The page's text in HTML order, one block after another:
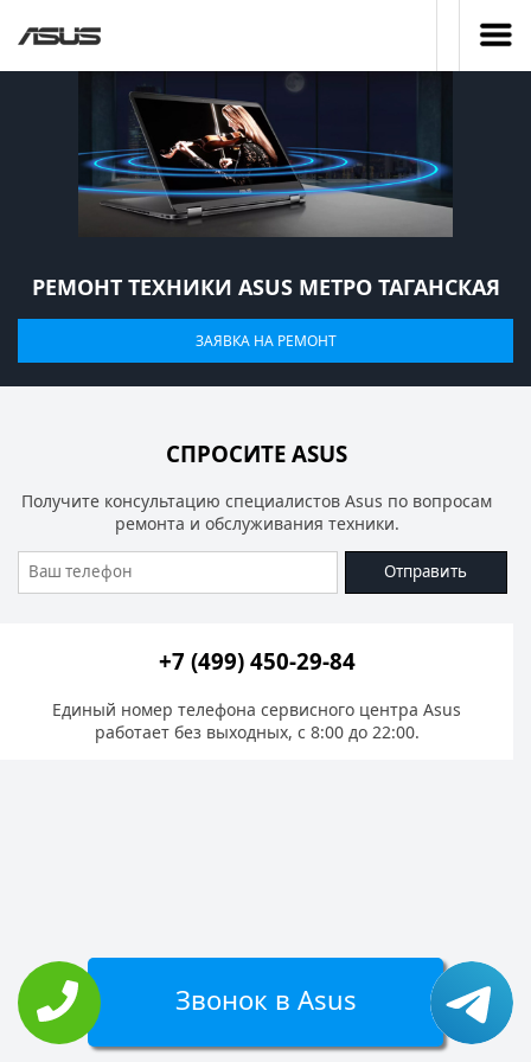
РЕМОНТ ТЕХНИКИ ASUS МЕТРО ТАГАНСКАЯ
ЗАЯВКА НА РЕМОНТ
СПРОСИТЕ ASUS
Получите консультацию специалистов Asus по вопросам
ремонта и обслуживания техники.
Отправить
+7 (499) 450-29-84
Единый номер телефона сервисного центра Asus
работает без выходных, с 8:00 до 22:00.
Звонок в Asus